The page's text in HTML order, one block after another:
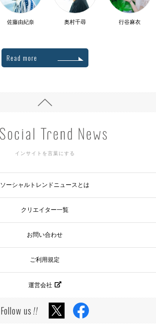
佐藤由紀奈 奥村千尋 行谷麻衣
Read more
インサイトを言葉にする
ソーシャルトレンドニュースとは
クリエイター一覧
お問い合わせ
ご利用規定
運営会社
Follow us!!